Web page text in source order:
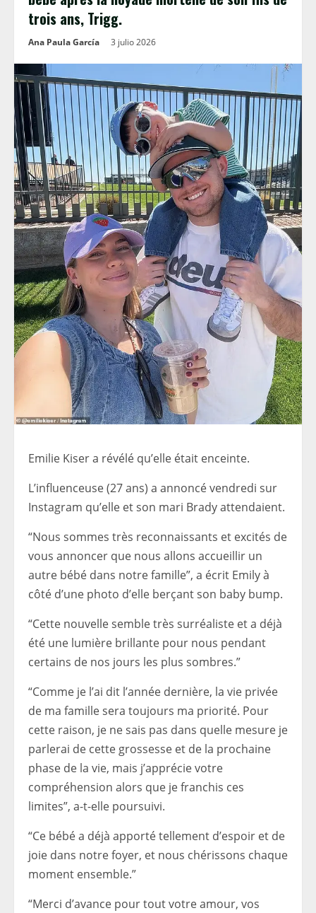
trois ans, Trigg.
Ana Paula García 3 julio 2026
Emilie Kiser a révélé qu’elle était enceinte.
L’influenceuse (27 ans) a annoncé vendredi sur
Instagram qu’elle et son mari Brady attendaient.
“Nous sommes très reconnaissants et excités de
vous annoncer que nous allons accueillir un
autre bébé dans notre famille”, a écrit Emily à
côté d’une photo d’elle berçant son baby bump.
“Cette nouvelle semble très surréaliste et a déjà
été une lumière brillante pour nous pendant
certains de nos jours les plus sombres.”
“Comme je l’ai dit l’année dernière, la vie privée
de ma famille sera toujours ma priorité. Pour
cette raison, je ne sais pas dans quelle mesure je
parlerai de cette grossesse et de la prochaine
phase de la vie, mais j’apprécie votre
compréhension alors que je franchis ces
limites”, a-t-elle poursuivi.
“Ce bébé a déjà apporté tellement d’espoir et de
joie dans notre foyer, et nous chérissons chaque
moment ensemble.”
“Merci d’avance pour tout votre amour, vos